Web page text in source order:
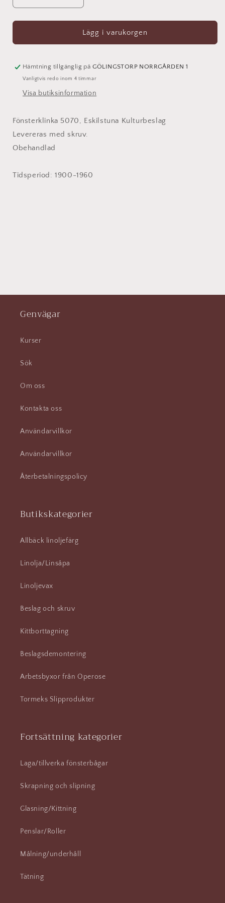
kvantitet
för
5070
kvantitet
för
Fönsterklinka
5070
Lägg i varukorgen
Hämtning tillgänglig på GÖLINGSTORP NORRGÅRDEN 1
Vanligtvis redo inom 4 timmar
Visa butiksinformation
Fönsterklinka 5070, Eskilstuna Kulturbeslag
Levereras med skruv.
Obehandlad
Tidsperiod: 1900-1960
Genvägar
Kurser
Sök
Om oss
Kontakta oss
Användarvillkor
Användarvillkor
Återbetalningspolicy
Butikskategorier
Allbäck linoljefärg
Linolja/Linsåpa
Linoljevax
Beslag och skruv
Kittborttagning
Beslagsdemontering
Arbetsbyxor från Operose
Tormeks Slipprodukter
Fortsättning kategorier
Laga/tillverka fönsterbågar
Skrapning och slipning
Glasning/Kittning
Penslar/Roller
Målning/underhåll
Tätning